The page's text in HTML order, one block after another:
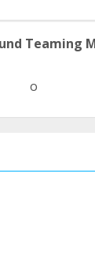
Teaming
o